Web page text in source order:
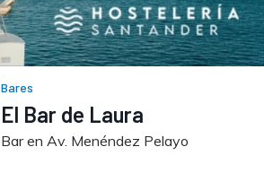
Bares
El Bar de Laura
Bar en Av. Menéndez Pelayo